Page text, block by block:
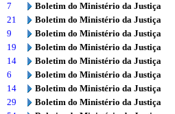
7
Boletim do Ministério da Justiça
21
Boletim do Ministério da Justiça
9
Boletim do Ministério da Justiça
19
Boletim do Ministério da Justiça
14
Boletim do Ministério da Justiça
6
Boletim do Ministério da Justiça
14
Boletim do Ministério da Justiça
29
Boletim do Ministério da Justiça